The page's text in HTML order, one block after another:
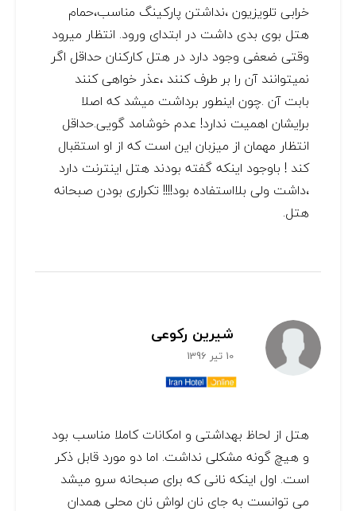
خرابی تلویزیون ،نداشتن پارکینگ مناسب،حمام
هتل بوی بدی داشت در ابتدای ورود. انتظار میرود
وقتی ضعفی وجود دارد در هتل کارکنان حداقل اگر
نمیتوانند آن را بر طرف کنند ،عذر خواهی کنند
بابت آن .چون اینطور برداشت میشد که اصلا
برایشان اهمیت ندارد! عدم خوشامد گویی.حداقل
انتظار مهمان از میزبان این است که از او استقبال
کند ! باوجود اینکه گفته بودند هتل اینترنت دارد
،داشت ولی بلااستفاده بود!!!! تکراری بودن صبحانه
هتل.
شیرین رکوعی
10 تیر 1396
هتل از لحاظ بهداشتی و امکانات کاملا مناسب بود
و هیچ گونه مشکلی نداشت. اما دو مورد قابل ذکر
است. اول اینکه نانی که برای صبحانه سرو میشد
می توانست به جای نان لواش نان محلی همدان